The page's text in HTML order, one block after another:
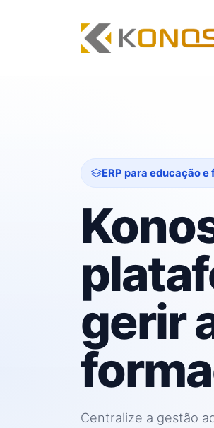
ERP para educação
gerir
Centralize a gestão